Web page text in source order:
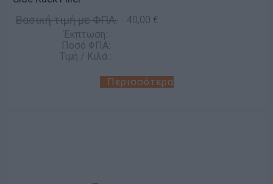
Βασική τιμή με ΦΠΑ: 40,00 €
Έκπτωση:
Ποσό ΦΠΑ:
Τιμή / Κιλά :
Περισσότερα